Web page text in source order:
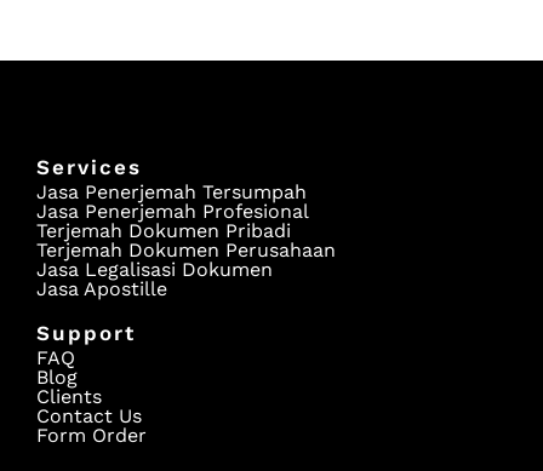
Services
Jasa Penerjemah Tersumpah
Jasa Penerjemah Profesional
Terjemah Dokumen Pribadi
Terjemah Dokumen Perusahaan
Jasa Legalisasi Dokumen
Jasa Apostille
Support
FAQ
Blog
Clients
Contact Us
Form Order